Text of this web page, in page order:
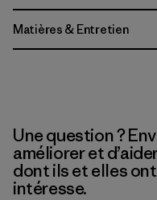
Matières & Entretien
Une question ?
améliorer et
dont ils et elles
intéresse.